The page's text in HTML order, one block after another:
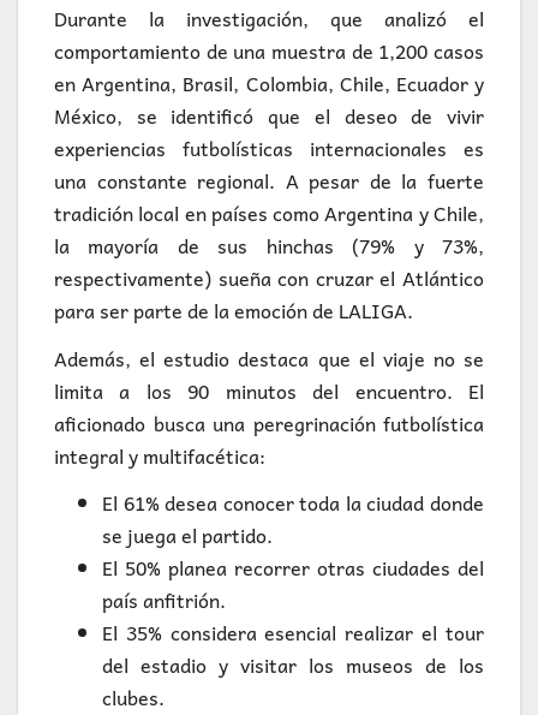
Durante la investigación, que analizó el
comportamiento de una muestra de 1,200 casos
en Argentina, Brasil, Colombia, Chile, Ecuador y
México, se identificó que el deseo de vivir
experiencias futbolísticas internacionales es
una constante regional. A pesar de la fuerte
tradición local en países como Argentina y Chile,
la mayoría de sus hinchas (79% y 73%,
respectivamente) sueña con cruzar el Atlántico
para ser parte de la emoción de LALIGA.
Además, el estudio destaca que el viaje no se
limita a los 90 minutos del encuentro. El
aficionado busca una peregrinación futbolística
integral y multifacética:
El 61% desea conocer toda la ciudad donde
se juega el partido.
El 50% planea recorrer otras ciudades del
país anfitrión.
El 35% considera esencial realizar el tour
del estadio y visitar los museos de los
clubes.